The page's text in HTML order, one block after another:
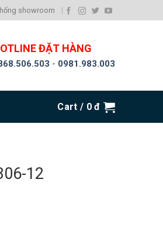
showroom
ĐẶT HÀNG
- 0981.983.003
Cart / 0đ
12